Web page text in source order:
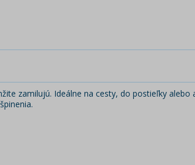
zamilujú. Ideálne na cesty, do postieľky